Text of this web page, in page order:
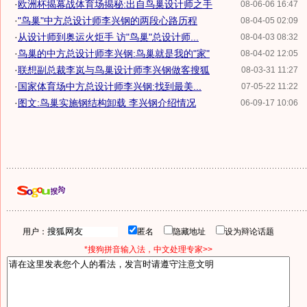
08-06-06 16:47
·欧洲杯揭幕战体育场揭秘:出自鸟巢设计师之手
08-04-05 02:09
·"鸟巢"中方总设计师李兴钢的两段心路历程
08-04-03 08:32
· 从设计师到奥运火炬手 访"鸟巢"总设计师...
08-04-02 12:05
·鸟巢的中方总设计师李兴钢:鸟巢就是我的"家"
08-03-31 11:27
·联想副总裁李岚与鸟巢设计师李兴钢做客搜狐
07-05-22 11:22
·国家体育场中方总设计师李兴钢:找到最美...
06-09-17 10:06
·图文:鸟巢实施钢结构卸载 李兴钢介绍情况
用户： 匿名 隐藏地址
设为辩论话题
*搜狗拼音输入法，中文处理专家>>